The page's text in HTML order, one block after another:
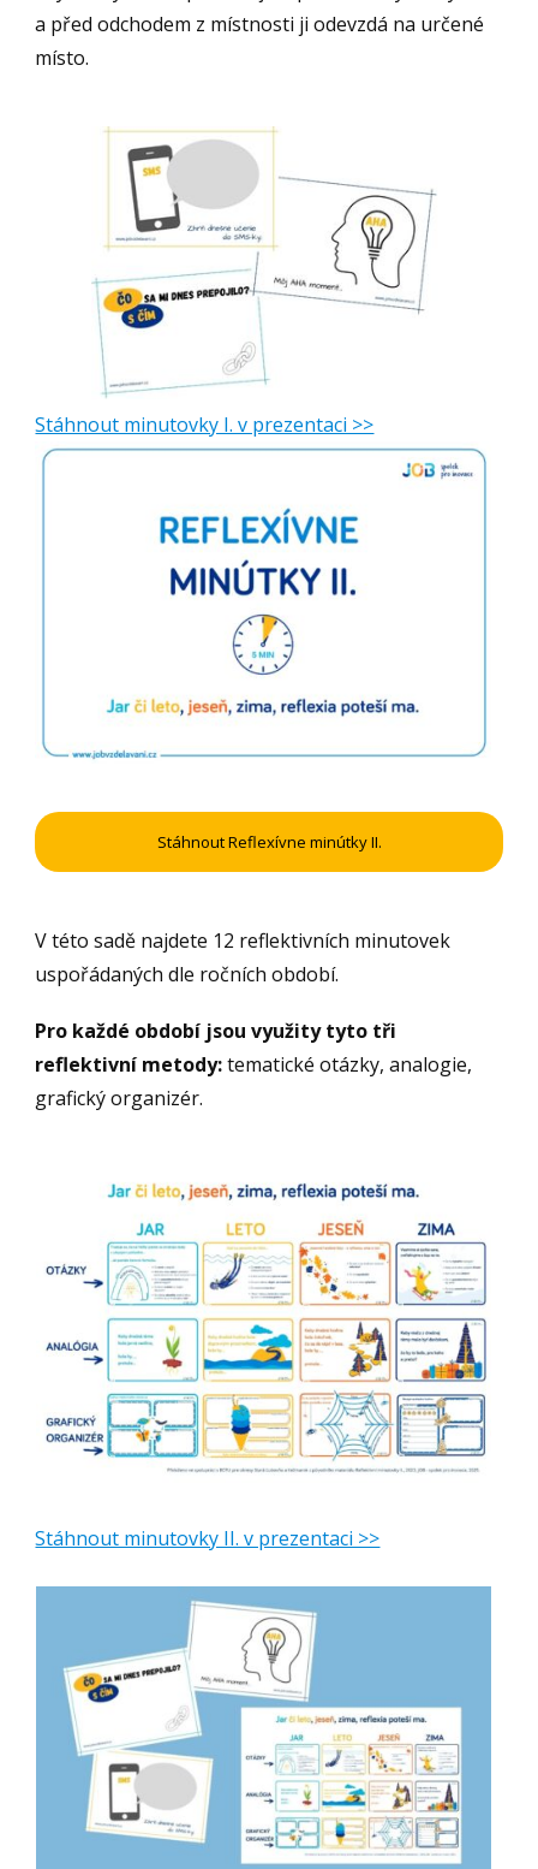
a před odchodem z místnosti ji odevzdá na určené
místo.
Stáhnout minutovky I. v prezentaci >>
Stáhnout Reflexívne minútky II.
V této sadě najdete 12 reflektivních minutovek
uspořádaných dle ročních období.
Pro každé období jsou využity tyto tři
reflektivní metody:tematické otázky, analogie,
grafický organizér.
Stáhnout minutovky II. v prezentaci >>